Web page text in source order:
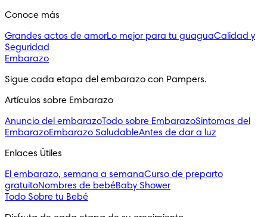
Conoce más
Grandes actos de amorLo mejor para tu guaguaCalidad y
Seguridad
Embarazo
Sigue cada etapa del embarazo con Pampers.
Artículos sobre Embarazo
Anuncio del embarazoTodo sobre EmbarazoSintomas del
EmbarazoEmbarazo SaludableAntes de dar a luz
Enlaces Útiles
El embarazo, semana a semanaCurso de preparto
gratuitoNombres de bebéBaby Shower
Todo Sobre tu Bebé